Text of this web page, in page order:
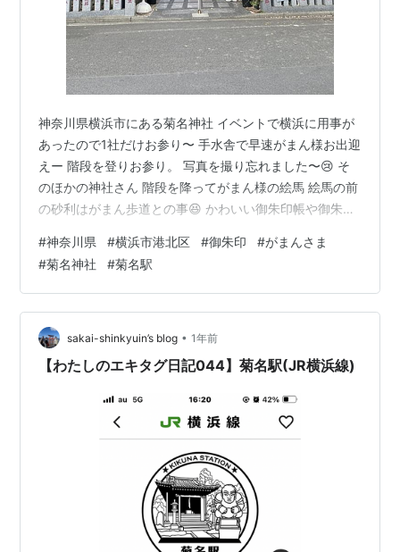
神奈川県横浜市にある菊名神社 イベントで横浜に用事が
あったので1社だけお参り〜 手水舎で早速がまん様お出迎
えー 階段を登りお参り。 写真を撮り忘れました〜😢 そ
のほかの神社さん 階段を降ってがまん様の絵馬 絵馬の前
の砂利はがまん歩道との事😆 かわいい御朱印帳や御朱印
でゆっくり来たいな。 ぺらっとめくるとこんな感じ。 御
朱印と一緒に頂きました。 きっと「がまんさま」だよ
ね・・ ランキング参加中御朱印 ランキング参加中御朱印
（神社・仏閣）
#神奈川県 #横浜市港北区 #御朱印 #がまんさま
#菊名神社 #菊名駅
sakai-shinkyuin’s blog • 1年前
【わたしのエキタグ日記044】菊名駅(JR横浜線)